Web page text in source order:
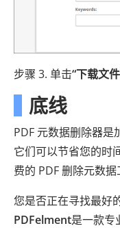
步骤 3. 单击“下载文
底线
PDF 元数据删除器是
它们可以节省您的时
费的 PDF 删除元数据
您是否正在寻找最好
PDFelment是一款专